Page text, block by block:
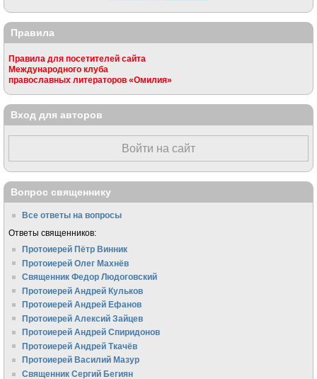
Правила
Правила для посетителей сайта
Международного клуба
православных литераторов «Омилия»
Вход для авторов
Войти на сайт
Вопрос священнику
Все ответы на вопросы
Ответы священников:
Протоиерей Пётр Винник
Протоиерей Олег Махнёв
Священник Федор Людоговский
Протоиерей Андрей Кульков
Протоиерей Андрей Ефанов
Протоиерей Алексий Зайцев
Протоиерей Андрей Спиридонов
Протоиерей Андрей Ткачёв
Протоиерей Василий Мазур
Священник Сергий Бегиян